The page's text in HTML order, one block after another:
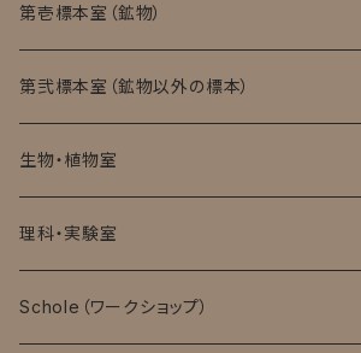
第壱標本室（鉱物）
第弐標本室（鉱物以外の標本）
生物・植物室
理科・実験室
モバイル顕微鏡
Schole（ワークショップ）